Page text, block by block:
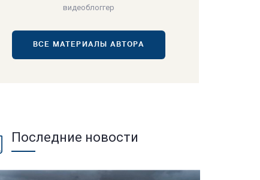
видеоблоггер
ВСЕ МАТЕРИАЛЫ АВТОРА
Последние новости